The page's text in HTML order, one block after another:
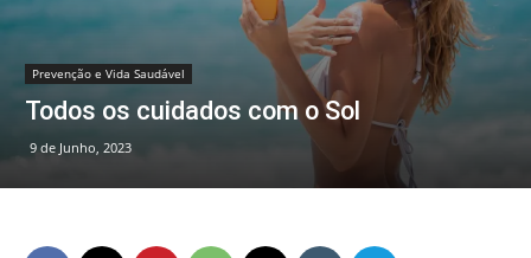
Prevenção e Vida Saudável
Todos os cuidados com o Sol
9 de Junho, 2023